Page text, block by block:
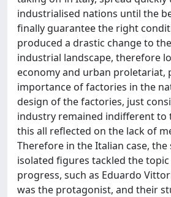
industrialised nations until the
finally guarantee the right
produced a drastic change to
industrial landscape, therefore
economy and urban proletariat,
importance of factories in the
design of the factories, just
industry remained indifferent to
this all reflected on the lack of
Therefore in the Italian case,
isolated figures tackled the
progress, such as Eduardo
was the protagonist, and their